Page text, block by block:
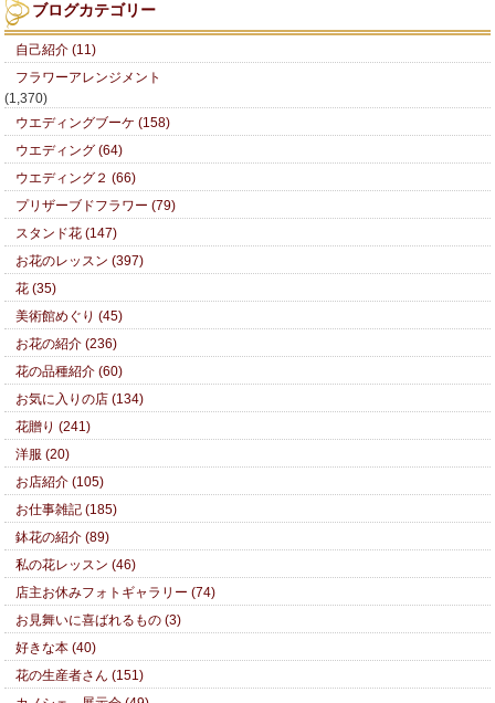
ブログカテゴリー
自己紹介 (11)
フラワーアレンジメント
(1,370)
ウエディングブーケ (158)
ウエディング (64)
ウエディング２ (66)
プリザーブドフラワー (79)
スタンド花 (147)
お花のレッスン (397)
花 (35)
美術館めぐり (45)
お花の紹介 (236)
花の品種紹介 (60)
お気に入りの店 (134)
花贈り (241)
洋服 (20)
お店紹介 (105)
お仕事雑記 (185)
鉢花の紹介 (89)
私の花レッスン (46)
店主お休みフォトギャラリー (74)
お見舞いに喜ばれるもの (3)
好きな本 (40)
花の生産者さん (151)